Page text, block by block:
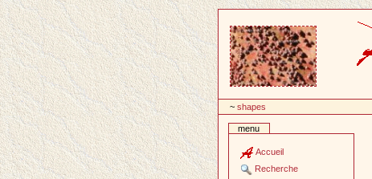
contenu
~shapes
menu
Accueil
Recherche